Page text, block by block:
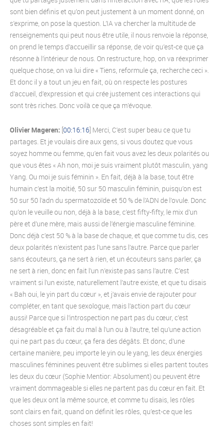
sont bien définis et qu’on peut justement à un moment donné, on
s’exprime, on pose la question. L’IA va chercher la multitude de
renseignements qui peut nous être utile, il nous renvoie la réponse,
on prend le temps d’accueillir sa réponse, de voir qu’est-ce que ça
résonne à l’intérieur de nous. On restructure, hop, on va réexprimer
quelque chose, on va lui dire « Tiens, reformule ça, recherche ceci ».
Et donc il y a tout un jeu en fait, où on respecte les postures
d’accueil, d’expression et qui crée justement ces interactions qui
sont très riches. Donc voilà ce que ça m’évoque.
Olivier Mageren: [00:16:16] Merci, C’est super beau ce que tu
partages. Et je voulais dire aux gens, si vous doutez que vous
soyez homme ou femme, qu’en fait vous avez les deux polarités ou
que vous êtes « Ah non, moi je suis vraiment plutôt masculin, yang
Yang. Ou moi je suis féminin ». En fait, déjà à la base, tout être
humain c’est la moitié, 50 sur 50 masculin féminin, puisqu’on est
50 sur 50 l’adn du spermatozoïde et 50 % de l’ADN de l’ovule. Donc
qu’on le veuille ou non, déjà à la base, c’est fifty-fifty, le mix d’un
père et d’une mère, mais aussi de l’énergie masculine féminine.
Donc déjà c’est 50 % à la base de chaque, et que comme tu dis, ces
deux polarités n’existent pas l’une sans l’autre. Parce que parler
sans écouteurs, ça ne sert à rien, et un écouteurs sans parler, ça
ne sert à rien, donc en fait l’un n’existe pas sans l’autre. C’est
vraiment si l’un existe, naturellement l’autre existe, et que tu disais
« Bah oui, le yin part du cœur », et j’avais envie de rajouter pour
compléter, en tant que sexologue, mais l’action part du cœur
aussi! Parce que si l’introspection ne part pas du cœur, c’est
désagréable et ça fait du mal à l’un ou à l’autre, tel qu’une action
qui ne part pas du cœur, ça fera des dégâts. Et donc, d’une
certaine manière, peu importe le yin ou le yang, les deux énergies
masculines féminines peuvent être sublimes si elles partent toutes
les deux du cœur (Sophie Mentior: Absolument) ou peuvent être
vraiment dommageable si elles ne partent pas du cœur en fait. Et
que les deux ont la même source, et comme tu disais, les rôles
sont clairs en fait, quand on définit les rôles, qu’est-ce que les
choses sont simples en fait!